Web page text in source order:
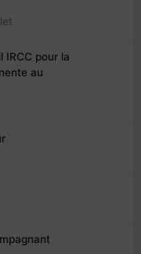
IRCC pour la
au